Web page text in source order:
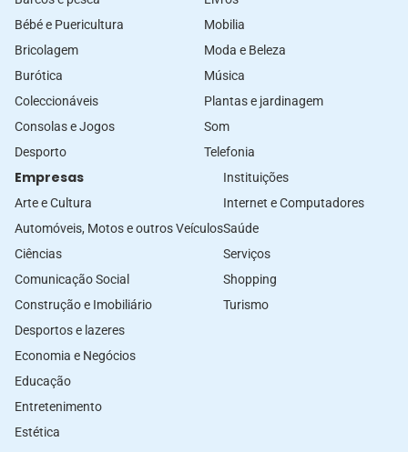
Bébé e Puericultura
Bricolagem
Burótica
Coleccionáveis
Consolas e Jogos
Desporto
Mobilia
Moda e Beleza
Música
Plantas e jardinagem
Som
Telefonia
Empresas
Arte e Cultura
Automóveis, Motos e outros Veículos
Ciências
Comunicação Social
Construção e Imobiliário
Desportos e lazeres
Economia e Negócios
Educação
Entretenimento
Estética
Instituições
Internet e Computadores
Saúde
Serviços
Shopping
Turismo